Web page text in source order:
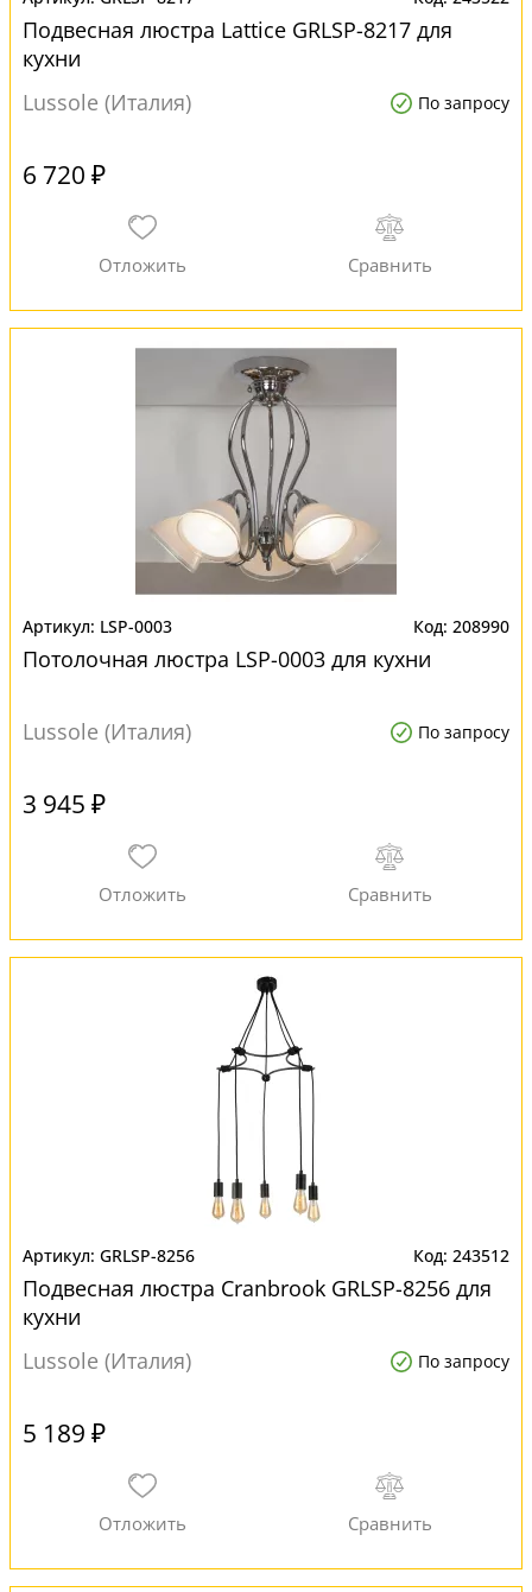
Подвесная люстра Lattice GRLSP-8217 для
кухни
Lussole (Италия)
По запросу
6 720 ₽
LSP-0003 208990
Потолочная люстра LSP-0003 для кухни
Lussole (Италия) По запросу
3 945 ₽
GRLSP-8256 243512
Подвесная люстра Cranbrook GRLSP-8256 для
кухни
Lussole (Италия)
По запросу
5 189 ₽